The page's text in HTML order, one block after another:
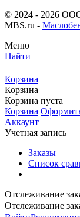
© 2024 - 2026
MBS.ru -
Меню
Найти
Корзина
Корзина
Корзина пуста
Корзина
Аккаунт
Учетная запись
Заказы
Список
Отслеживание
Отслеживание